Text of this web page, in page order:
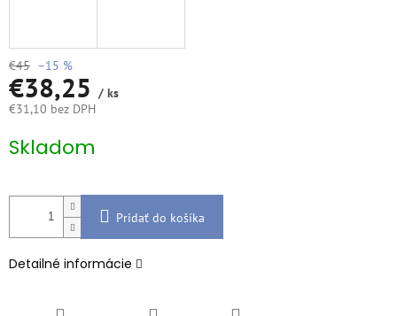
€45 –15 %
€38,25 / ks
€31,10 bez DPH
cena:
Skladom
Pridať do košíka
Detailné informácie